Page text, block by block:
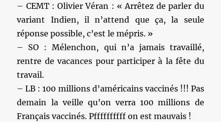
– CEMT : Olivier Véran : « Arrêtez de parler du
variant Indien, il n’attend que ça, la seule
réponse possible, c’est le mépris. »
– SO : Mélenchon, qui n’a jamais travaillé,
rentre de vacances pour participer à la fête du
travail.
– LB : 100 millions d’américains vaccinés !!! Pas
demain la veille qu’on verra 100 millions de
Français vaccinés. Pffffffffff on est mauvais !